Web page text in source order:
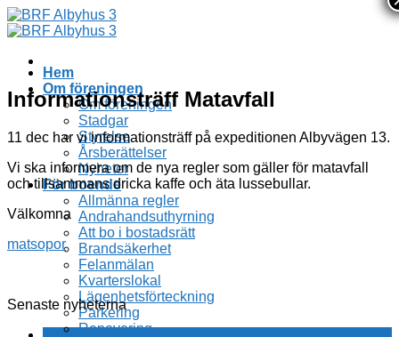
Skip
to
Hem
Om föreningen
Om föreningen
Stadgar
Styrelse
Årsberättelser
Nyheter
För boende
Allmänna regler
Andrahandsuthyrning
Att bo i bostadsrätt
Brandsäkerhet
Felanmälan
Kvarterslokal
Lägenhetsförteckning
Parkering
Renovering
Informationsträff Matavfall
11 dec har vi informationsträff på expeditionen Albyvägen 13.
Vi ska informera om de nya regler som gäller för matavfall
och tillsammans dricka kaffe och äta lussebullar.
Välkomna
matsopor
Senaste nyheterna